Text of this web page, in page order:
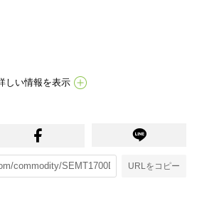
しい情報を表示
URLをコピー